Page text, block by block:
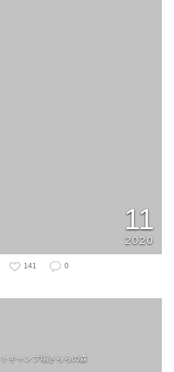
11
2020
141 0
キャンプ場きららの森